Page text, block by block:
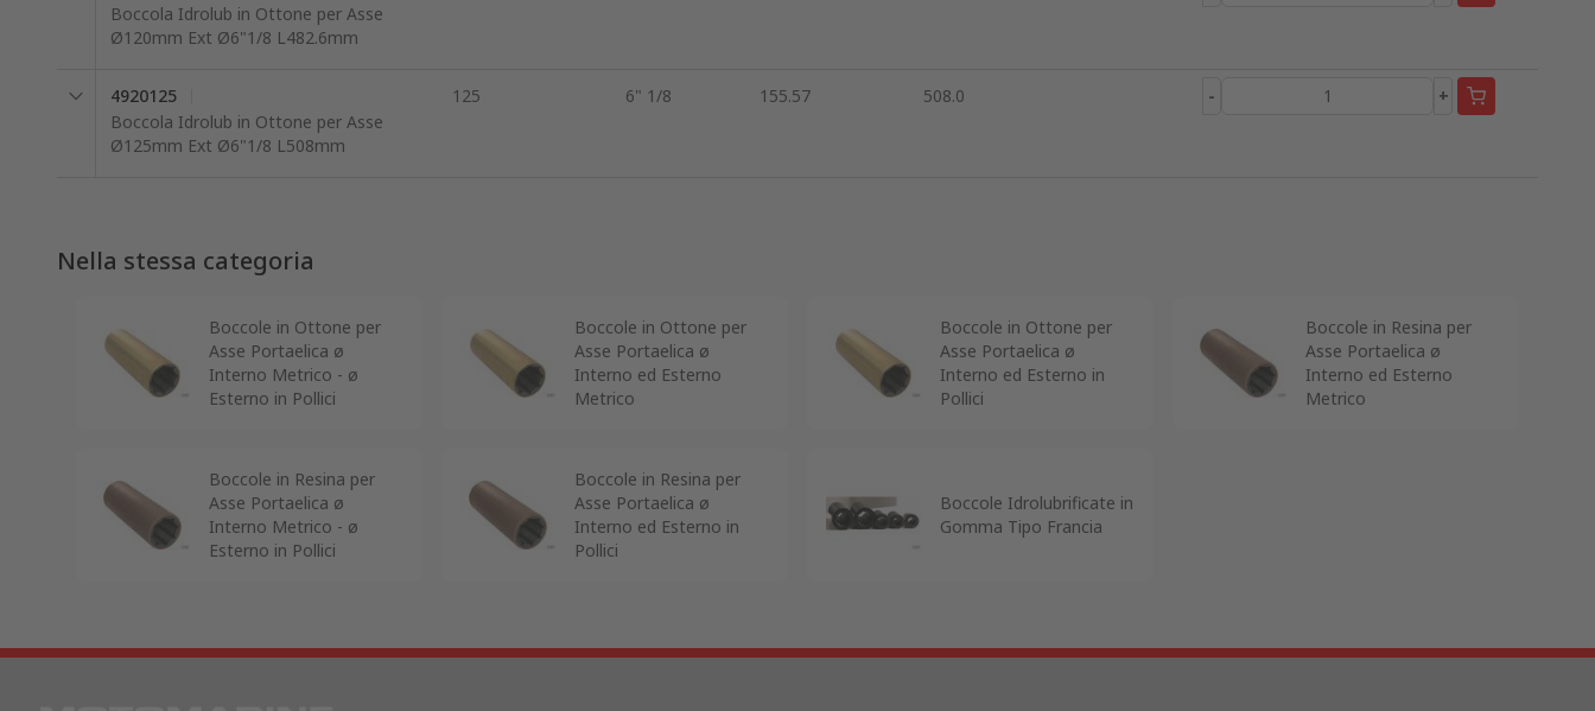
Boccola Idrolub in Ottone per Asse
Ø120mm Ext Ø6"1/8 L482.6mm
4920125
Boccola Idrolub in Ottone per Asse
Ø125mm Ext Ø6"1/8 L508mm
125 6" 1/8 155.57 508.0 - +
Nella stessa categoria
Boccole in Ottone per
Asse Portaelica ø
Interno Metrico - ø
Esterno in Pollici
Boccole in Ottone per
Asse Portaelica ø
Interno ed Esterno
Metrico
Boccole in Ottone per
Asse Portaelica ø
Interno ed Esterno in
Pollici
Boccole in Resina per
Asse Portaelica ø
Interno ed Esterno
Metrico
Boccole in Resina per
Asse Portaelica ø
Interno Metrico - ø
Esterno in Pollici
Boccole in Resina per
Asse Portaelica ø
Interno ed Esterno in
Pollici
Boccole Idrolubrificate in
Gomma Tipo Francia